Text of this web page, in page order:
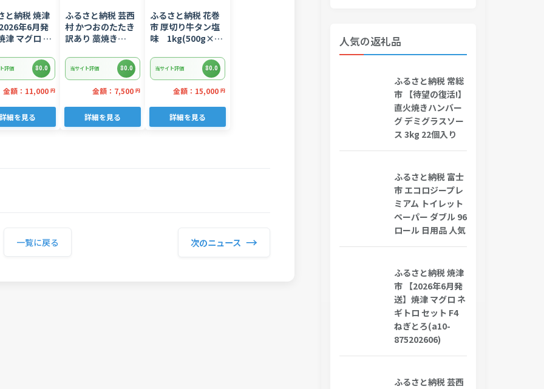
と納税 焼津
年6月発
津 マグロ ネ
(a10-
評価 80.0
金額：11,000 円
詳細を見る
ふるさと納税 芸西
村 かつおのたたき
訳あり 藁焼き
【KYF027】
当サイト評価 80.0
金額：7,500 円
詳細を見る
ふるさと納税 花巻
市 厚切り牛タン塩
味 1kg(500g×2
当サイト評価 80.0
金額：15,000 円
詳細を見る
一覧に戻る 次のニュース →
人気の返礼品
ふるさと納税 常総
市 【待望の復活!】
直火焼きハンバー
グ デミグラスソー
ス 3kg 22個入り
ふるさと納税 富士
市 エコロジープレ
ミアム トイレット
ペーパー ダブル 96
ロール 日用品 人気
ふるさと納税 焼津
市 【2026年6月発
送】焼津 マグロ ネ
ギトロ セット F4
ねぎとろ(a10-
875202606)
ふるさと納税 芸西